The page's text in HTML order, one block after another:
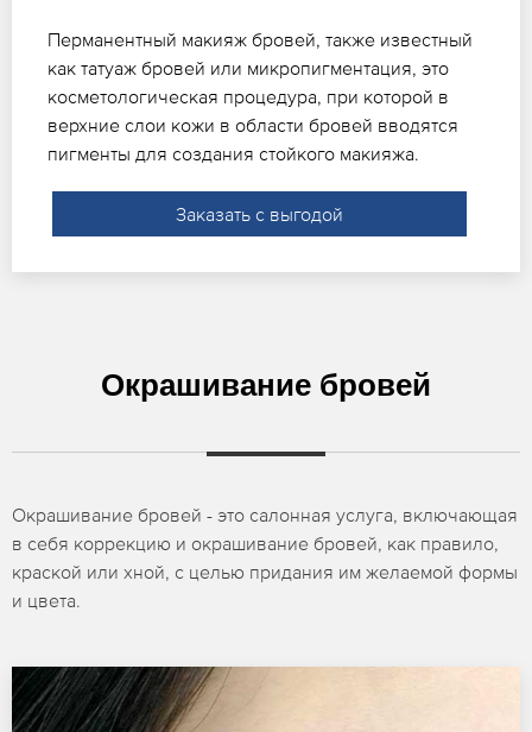
Перманентный макияж бровей, также известный
как татуаж бровей или микропигментация, это
косметологическая процедура, при которой в
верхние слои кожи в области бровей вводятся
пигменты для создания стойкого макияжа.
Заказать с выгодой
Окрашивание бровей
Окрашивание бровей - это салонная услуга, включающая
в себя коррекцию и окрашивание бровей, как правило,
краской или хной, с целью придания им желаемой формы
и цвета.